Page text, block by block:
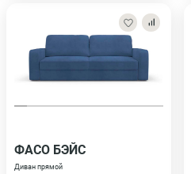
ФАСО БЭЙС
Диван прямой